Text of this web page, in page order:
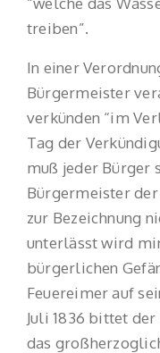
treiben”.
In einer
Bürgermeister
verkünden “im
Tag der
muß jeder Bürger
Bürgermeister
zur Bezeichnung
unterlässt wird
bürgerlichen
Feuereimer auf
Juli 1836 bittet
das